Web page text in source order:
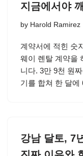
지금에서야
by Harold Ramirez
계약서에 적힌 숫
웨이 렌탈 계약을
니다. 3만 9천 원
기를 합쳐 한 달에
강남 달토, 7